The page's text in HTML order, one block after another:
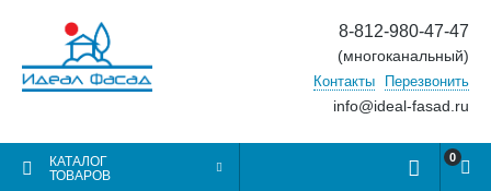
8-812-980-47-47
(многоканальный)
Контакты Перезвонить
info@ideal-fasad.ru
КАТАЛОГ
ТОВАРОВ
0